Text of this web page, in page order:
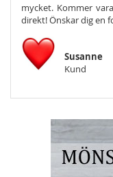
mycket. Kommer
direkt! Önskar dig en
Susanne
Kund